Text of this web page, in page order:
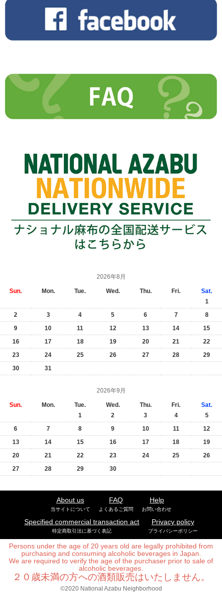
2026年8月
Sun. Mon. Tue. Wed. Thu. Fri.
Sat.
1
2
3 4 5 6 7
8
9
10 11 12 13 14
15
16
17 18 19 20 21
22
23
24 25 26 27 28
29
30
31
2026年9月
Sun. Mon. Tue. Wed. Thu. Fri.
Sat.
1
2 3 4
5
6
7 8 9 10 11
12
13
14 15 16 17 18
19
20
21 22 23 24 25
26
27
28 29 30
About us
当サイトについて
FAQ
よくあるご質問
Help
お問い合わせ
Specified commercial transaction act
特定商取引法に基づく表記
Privacy policy
プライバシーポリシー
Persons under the age of 20 years old are legally prohibited from
purchasing and consuming alcoholic beverages in Japan.
We are required to verify the age of the purchaser prior to sale of
alcoholic beverages.
２０歳未満の方への酒類販売はいたしません。
©2020 National Azabu Neighborhood